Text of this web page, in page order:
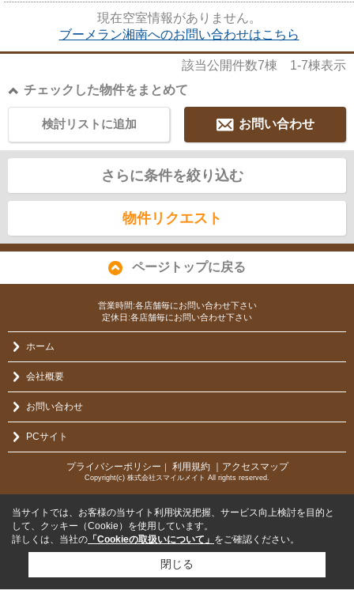
現在空室情報がありません。
ブーメラン湘南へのお問い合わせはこちら
該当公開件数7棟 1-7棟表示
チェックした物件をまとめて
お問い合わせ
検討リストに追加
さらに条件を絞り込む
物件リクエスト
ページトップに戻る
営業時間:各店舗毎にお問い合わせ下さい
定休日:各店舗毎にお問い合わせ下さい
ホーム
会社概要
お問い合わせ
PCサイト
プライバシーポリシー ｜ 利用規約 ｜アクセスマップ
Copyright(c) 株式会社スマイルメイト All rights reserved.
当サイトでは、お客様の当サイト利用状況把握、サービス向上検討を目的と
して、クッキー（Cookie）を使用しています。
詳しくは、当社の 「Cookieの取扱いについて」 をご確認ください。
閉じる